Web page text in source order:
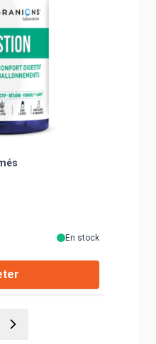
En stock